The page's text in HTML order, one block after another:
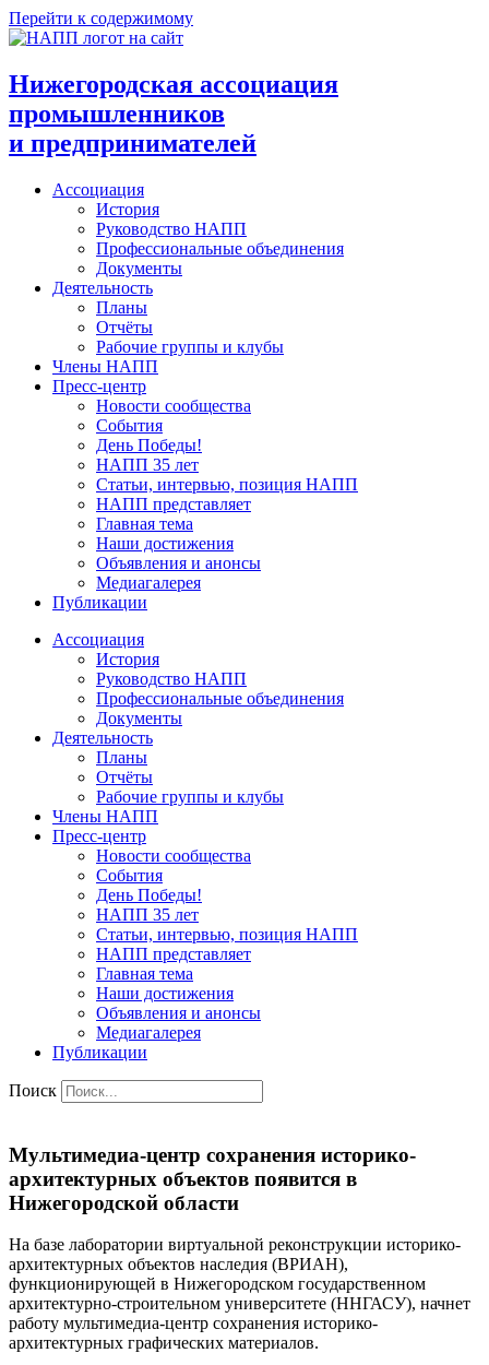
Перейти к содержимому
Нижегородская ассоциация
промышленников
и предпринимателей
Ассоциация
История
Руководство НАПП
Профессиональные объединения
Документы
Деятельность
Планы
Отчёты
Рабочие группы и клубы
Члены НАПП
Пресс-центр
Новости сообщества
События
День Победы!
НАПП 35 лет
Статьи, интервью, позиция НАПП
НАПП представляет
Главная тема
Наши достижения
Объявления и анонсы
Медиагалерея
Публикации
Ассоциация
История
Руководство НАПП
Профессиональные объединения
Документы
Деятельность
Планы
Отчёты
Рабочие группы и клубы
Члены НАПП
Пресс-центр
Новости сообщества
События
День Победы!
НАПП 35 лет
Статьи, интервью, позиция НАПП
НАПП представляет
Главная тема
Наши достижения
Объявления и анонсы
Медиагалерея
Публикации
Поиск
Мультимедиа-центр сохранения историко-
архитектурных объектов появится в
Нижегородской области
На базе лаборатории виртуальной реконструкции историко-
архитектурных объектов наследия (ВРИАН),
функционирующей в Нижегородском государственном
архитектурно-строительном университете (ННГАСУ), начнет
работу мультимедиа-центр сохранения историко-
архитектурных графических материалов.